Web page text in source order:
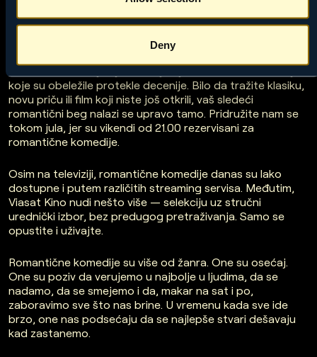
Deny
KOMEDIJE?
Dobra vest je da više ne morate da lutate. Na Viasat Kino
koje su obeležile protekle decenije. Bilo da tražite klasiku,
novu priču ili film koji niste još otkrili, vaš sledeći
romantični beg nalazi se upravo tamo. Pridružite nam se
tokom jula, jer su vikendi od 21.00 rezervisani za
romantične komedije.
Osim na televiziji, romantične komedije danas su lako
dostupne i putem različitih streaming servisa. Međutim,
Viasat Kino nudi nešto više — selekciju uz stručni
urednički izbor, bez predugog pretraživanja. Samo se
opustite i uživajte.
Romantične komedije su više od žanra. One su osećaj.
One su poziv da verujemo u najbolje u ljudima, da se
nadamo, da se smejemo i da, makar na sat i po,
zaboravimo sve što nas brine. U vremenu kada sve ide
brzo, one nas podsećaju da se najlepše stvari dešavaju
kad zastanemo.